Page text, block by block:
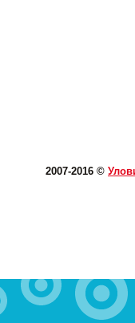
2007-2016 ©